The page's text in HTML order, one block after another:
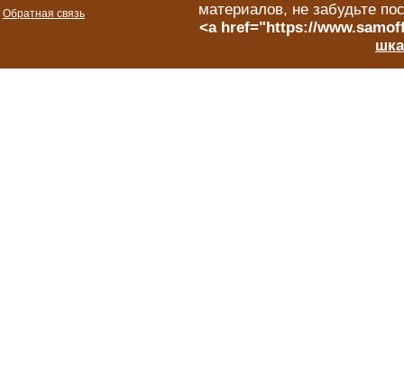
Обратная связь
материалов, не забудьте
<a href="https://